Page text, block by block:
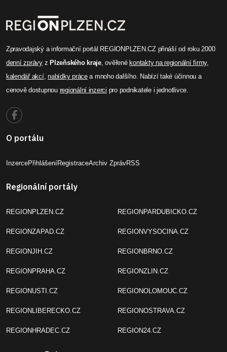
Zpravodajský a informační portál REGIONPLZEN.CZ přináší od roku 2000
denní zprávyz Plzeňského kraje, ověřené kontakty na regionální firmy,
kalendář akcí,nabídky prácea mnoho dalšího. Nabízí také účinnou a
cenově dostupnou regionální inzerci pro podnikatele i jednotlivce.
O portálu
InzercePřihlášeníRegistraceArchiv ZprávRSS
Regionální portály
REGIONPLZEN.CZ
REGIONZAPAD.CZ
REGIONJIH.CZ
REGIONPRAHA.CZ
REGIONUSTI.CZ
REGIONLIBERECKO.CZ
REGIONHRADEC.CZ
REGIONPARDUBICKO.CZ
REGIONVYSOCINA.CZ
REGIONBRNO.CZ
REGIONZLIN.CZ
REGIONOLOMOUC.CZ
REGIONOSTRAVA.CZ
REGION24.CZ